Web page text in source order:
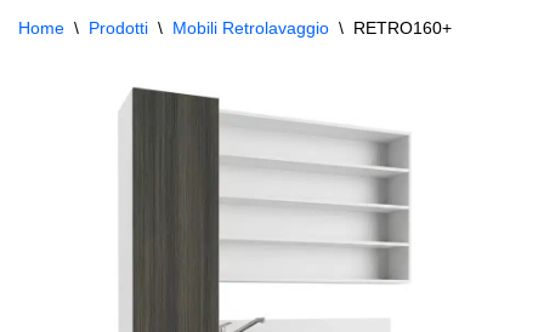
Home \ Prodotti \ Mobili Retrolavaggio \ RETRO160+